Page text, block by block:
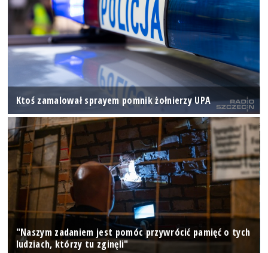
Ktoś zamalował sprayem pomnik żołnierzy UPA
"Naszym zadaniem jest pomóc przywrócić pamięć o tych
ludziach, którzy tu zginęli"